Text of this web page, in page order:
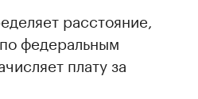
расстояние,
федеральным
плату за